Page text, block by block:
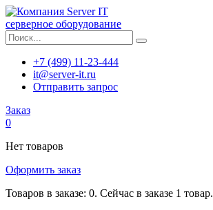
серверное оборудование
+7 (499) 11-23-444
it@server-it.ru
Отправить запрос
Заказ
0
Нет товаров
Оформить заказ
Товаров в заказе: 0. Сейчас в заказе 1 товар.